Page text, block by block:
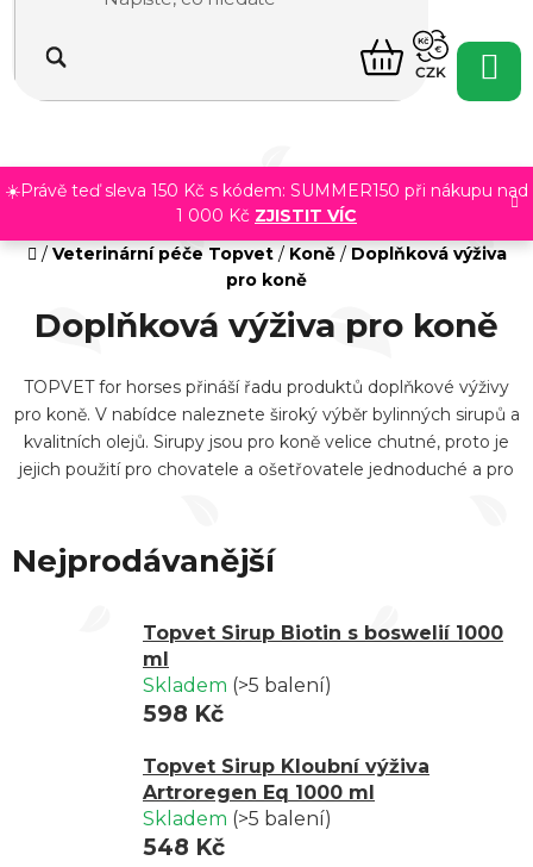
obsah
☀️Právě teď sleva 150 Kč s kódem: SUMMER150 při nákupu nad
1 000 Kč ZJISTIT VÍC
NÁKUPNÍ
KOŠÍK
CZK
Domů
/ Veterinární péče Topvet / Koně / Doplňková výživa
pro koně
Doplňková výživa pro koně
TOPVET for horses přináší řadu produktů doplňkové výživy
pro koně. V nabídce naleznete široký výběr bylinných sirupů a
kvalitních olejů. Sirupy jsou pro koně velice chutné, proto je
jejich použití pro chovatele a ošetřovatele jednoduché a pro
Nejprodávanější
Topvet Sirup Biotin s boswelií 1000
ml
Skladem (>5 balení)
598 Kč
Topvet Sirup Kloubní výživa
Artroregen Eq 1000 ml
Skladem (>5 balení)
548 Kč